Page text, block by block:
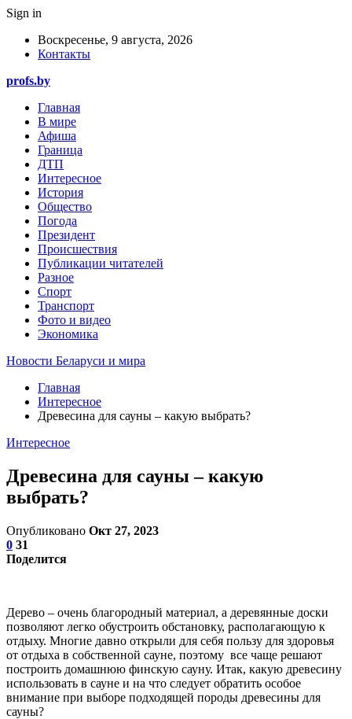
Sign in
Воскресенье, 9 августа, 2026
Контакты
profs.by
Главная
В мире
Афиша
Граница
ДТП
Интересное
История
Общество
Погода
Президент
Происшествия
Публикации читателей
Разное
Спорт
Транспорт
Фото и видео
Экономика
Новости Беларуси и мира
Главная
Интересное
Древесина для сауны – какую выбрать?
Интересное
Древесина для сауны – какую
выбрать?
Опубликовано Окт 27, 2023
0 31
Поделится
Дерево – очень благородный материал, а деревянные доски
позволяют легко обустроить обстановку, располагающую к
отдыху. Многие давно открыли для себя пользу для здоровья
от отдыха в собственной сауне, поэтому все чаще решают
построить домашнюю финскую сауну. Итак, какую древесину
использовать в сауне и на что следует обратить особое
внимание при выборе подходящей породы древесины для
сауны?